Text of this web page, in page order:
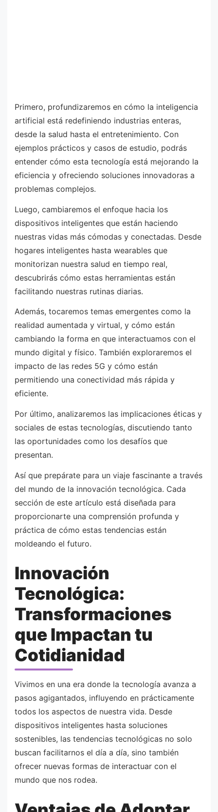
Primero, profundizaremos en cómo la inteligencia
artificial está redefiniendo industrias enteras,
desde la salud hasta el entretenimiento. Con
ejemplos prácticos y casos de estudio, podrás
entender cómo esta tecnología está mejorando la
eficiencia y ofreciendo soluciones innovadoras a
problemas complejos.
Luego, cambiaremos el enfoque hacia los
dispositivos inteligentes que están haciendo
nuestras vidas más cómodas y conectadas. Desde
hogares inteligentes hasta wearables que
monitorizan nuestra salud en tiempo real,
descubrirás cómo estas herramientas están
facilitando nuestras rutinas diarias.
Además, tocaremos temas emergentes como la
realidad aumentada y virtual, y cómo están
cambiando la forma en que interactuamos con el
mundo digital y físico. También exploraremos el
impacto de las redes 5G y cómo están
permitiendo una conectividad más rápida y
eficiente.
Por último, analizaremos las implicaciones éticas y
sociales de estas tecnologías, discutiendo tanto
las oportunidades como los desafíos que
presentan.
Así que prepárate para un viaje fascinante a través
del mundo de la innovación tecnológica. Cada
sección de este artículo está diseñada para
proporcionarte una comprensión profunda y
práctica de cómo estas tendencias están
moldeando el futuro.
Innovación
Tecnológica:
Transformaciones
que Impactan tu
Cotidianidad
Vivimos en una era donde la tecnología avanza a
pasos agigantados, influyendo en prácticamente
todos los aspectos de nuestra vida. Desde
dispositivos inteligentes hasta soluciones
sostenibles, las tendencias tecnológicas no solo
buscan facilitarnos el día a día, sino también
ofrecer nuevas formas de interactuar con el
mundo que nos rodea.